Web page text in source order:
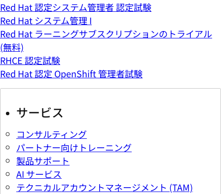
Red Hat 認定システム管理者 認定試験
Red Hat システム管理 I
Red Hat ラーニングサブスクリプションのトライアル
(無料)
RHCE 認定試験
Red Hat 認定 OpenShift 管理者試験
サービス
コンサルティング
パートナー向けトレーニング
製品サポート
AI サービス
テクニカルアカウントマネージメント (TAM)